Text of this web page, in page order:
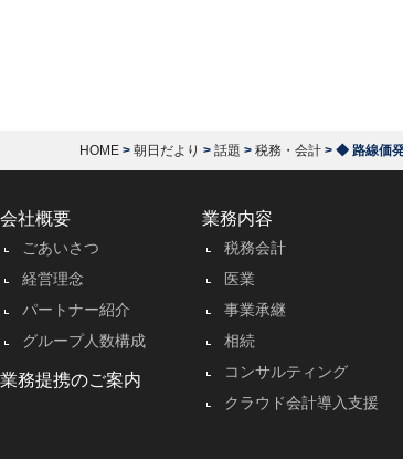
HOME > 朝日だより > 話題 > 税務・会計 > ◆ 路線価
会社概要
ごあいさつ
経営理念
パートナー紹介
グループ人数構成
業務提携のご案内
業務内容
税務会計
医業
事業承継
相続
コンサルティング
クラウド会計導入支援